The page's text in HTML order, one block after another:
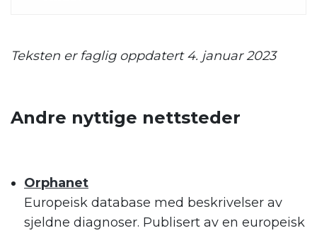
Teksten er faglig oppdatert 4. januar 2023
Andre nyttige nettsteder
Orphanet
Europeisk database med beskrivelser av
sjeldne diagnoser. Publisert av en europeisk